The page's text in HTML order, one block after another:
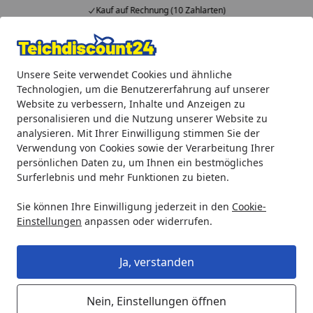
Unsere Seite verwendet Cookies und ähnliche
Technologien, um die Benutzererfahrung auf unserer
Website zu verbessern, Inhalte und Anzeigen zu
personalisieren und die Nutzung unserer Website zu
analysieren. Mit Ihrer Einwilligung stimmen Sie der
Verwendung von Cookies sowie der Verarbeitung Ihrer
persönlichen Daten zu, um Ihnen ein bestmögliches
Surferlebnis und mehr Funktionen zu bieten.
Sie können Ihre Einwilligung jederzeit in den Cookie-
Einstellungen anpassen oder widerrufen.
Ja, verstanden
Nein, Einstellungen öffnen
Kauf auf Rechnung (10 Zahlarten)
Alle Produkte
Mein Konto
Suchen
Startseite
Gutschein
Gutschein